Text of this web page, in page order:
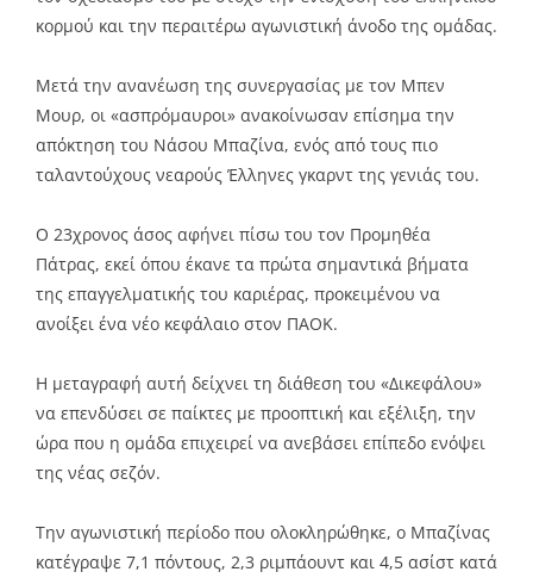
κορμού και την περαιτέρω αγωνιστική άνοδο της ομάδας.
Μετά την ανανέωση της συνεργασίας με τον Μπεν
Μουρ, οι «ασπρόμαυροι» ανακοίνωσαν επίσημα την
απόκτηση του Νάσου Μπαζίνα, ενός από τους πιο
ταλαντούχους νεαρούς Έλληνες γκαρντ της γενιάς του.
Ο 23χρονος άσος αφήνει πίσω του τον Προμηθέα
Πάτρας, εκεί όπου έκανε τα πρώτα σημαντικά βήματα
της επαγγελματικής του καριέρας, προκειμένου να
ανοίξει ένα νέο κεφάλαιο στον ΠΑΟΚ.
Η μεταγραφή αυτή δείχνει τη διάθεση του «Δικεφάλου»
να επενδύσει σε παίκτες με προοπτική και εξέλιξη, την
ώρα που η ομάδα επιχειρεί να ανεβάσει επίπεδο ενόψει
της νέας σεζόν.
Την αγωνιστική περίοδο που ολοκληρώθηκε, ο Μπαζίνας
κατέγραψε 7,1 πόντους, 2,3 ριμπάουντ και 4,5 ασίστ κατά